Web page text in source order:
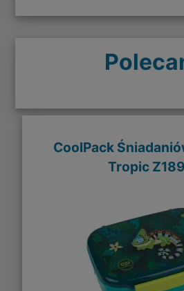
CoolPack
Tropic